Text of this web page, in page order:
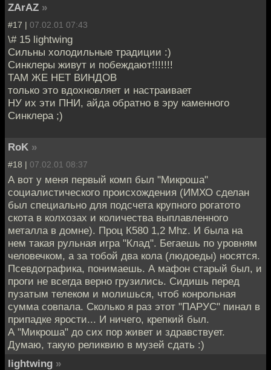
ZArAZ »
#17 | 07.02.01 07:43
\# 15 lightwing
Сильны холодильные традиции :)
Синклеры живут и побеждают!!!!!!!
ТАМ ЖЕ НЕТ ВИНДОВ
только это вдохновляет и настраивает
НУ их эти ПНИ, айда обратно в эру каменного
Синклера ;)
RoK »
#18 | 07.02.01 08:37
А вот у меня первый комп был "Микроша"
социалистического происхождения (ИМХО сделан
был специально для подсчета крупного рогатото
скота в колхозах и количества выплавленного
металла в домне). Проц К580 1,2 Mhz. И была на
нем такая рульная игра "Клад". Бегаешь по уровням
человечком, а за тобой два кола (людоеды) носятся.
Псевдографика, понимаешь. А мафон старый был, и
проги не всегда верно грузились. Сидишь перед
пузатым телеком и молишься, чтоб конрольная
сумма совпала. Сколько я раз этот "ПАРУС" пинал в
припадке ярости... И ничего, крепкий был.
А "Микроша" до сих пор живет и здравствует.
Думаю, такую реликвию в музей сдать :)
lightwing »